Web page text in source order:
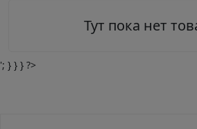
Тут пока нет
'; } } } ?>